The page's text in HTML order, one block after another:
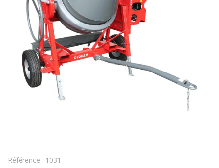
Référence : 1031